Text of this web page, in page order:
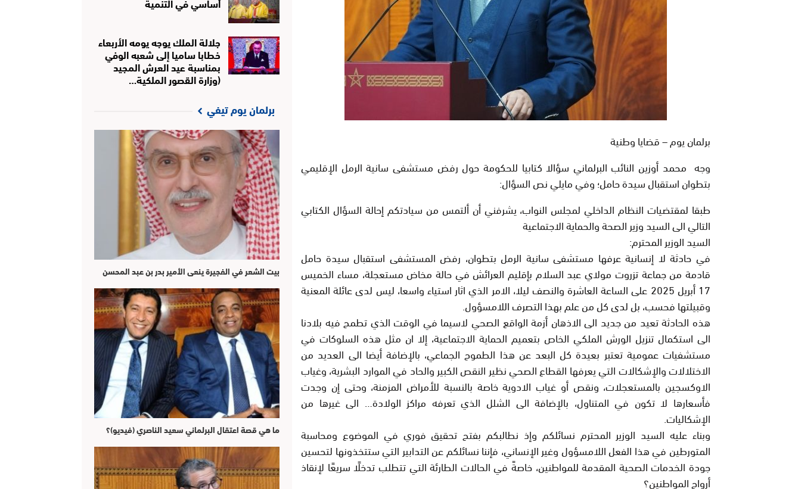
برلمان يوم – قضايا وطنية
وجه محمد أوزين النائب البرلماني سؤالا كتابيا للحكومة حول رفض مستشفى سانية الرمل الإقليمي
بتطوان استقبال سيدة حامل؛ وفي مايلي نص السؤال:
طبقا لمقتضيات النظام الداخلي لمجلس النواب، يشرفني أن ألتمس من سيادتكم إحالة السؤال الكتابي
التالي الى السيد وزير الصحة والحماية الاجتماعية
السيد الوزير المحترم:
في حادثة لا إنسانية عرفها مستشفى سانية الرمل بتطوان، رفض المستشفى استقبال سيدة حامل
قادمة من جماعة تزروت مولاي عبد السلام بإقليم العرائش في حالة مخاض مستعجلة، مساء الخميس
17 أبريل 2025 على الساعة العاشرة والنصف ليلا، الامر الذي اثار استياء واسعا، ليس لدى عائلة المعنية
وقبيلتها فحسب، بل لدى كل من علم بهذا التصرف اللامسؤول.
هذه الحادثة تعيد من جديد الى الاذهان أزمة الواقع الصحي لاسيما في الوقت الذي تطمح فيه بلادنا
الى استكمال تنزيل الورش الملكي الخاص بتعميم الحماية الاجتماعية، إلا ان مثل هذه السلوكات في
مستشفيات عمومية تعتبر بعيدة كل البعد عن هذا الطموح الجماعي، بالإضافة أيضا الى العديد من
الاختلالات والإشكالات التي يعرفها القطاع الصحي نظير النقص الكبير والحاد في الموارد البشرية، وغياب
الاوكسجين بالمستعجلات، ونقص أو غياب الادوية خاصة بالنسبة للأمراض المزمنة، وحتى إن وجدت
فأسعارها لا تكون في المتناول، بالإضافة الى الشلل الذي تعرفه مراكز الولادة… الى غيرها من
الإشكاليات.
وبناء عليه السيد الوزير المحترم نسائلكم وإذ نطالبكم بفتح تحقيق فوري في الموضوع ومحاسبة
المتورطين في هذا الفعل اللامسؤول وغير الإنساني، فإننا نسائلكم عن التدابير التي ستتخذونها لتحسين
جودة الخدمات الصحية المقدمة للمواطنين، خاصةً في الحالات الطارئة التي تتطلب تدخلًا سريعًا لإنقاذ
أرواح المواطنين؟
جلالة الملك يوجه يومه الأربعاء
خطابا ساميا إلى شعبه الوفي
بمناسبة عيد العرش المجيد
(وزارة القصور الملكية…
برلمان يوم تيفي
بيت الشعر في الفجيرة ينعى الأمير بدر بن عبد المحسن
ما هي قصة اعتقال البرلماني سعيد الناصري (فيديو)؟